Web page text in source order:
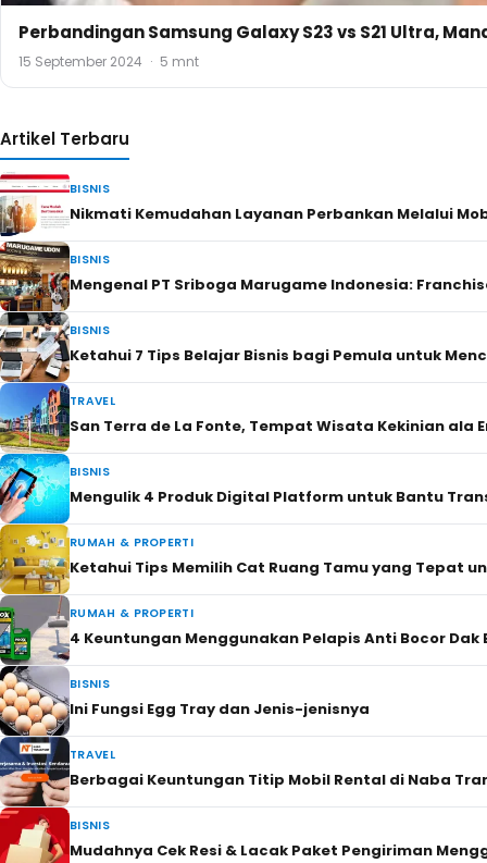
Perbandingan Samsung Galaxy S23 vs S21 Ultra,
15 September 2024 · 5 mnt
Artikel Terbaru
BISNIS
Nikmati Kemudahan Layanan Perbankan Melalui
BISNIS
Mengenal PT Sriboga Marugame Indonesia:
BISNIS
Ketahui 7 Tips Belajar Bisnis bagi Pemula untuk
TRAVEL
San Terra de La Fonte, Tempat Wisata Kekinian ala
BISNIS
Mengulik 4 Produk Digital Platform untuk Bantu
RUMAH & PROPERTI
Ketahui Tips Memilih Cat Ruang Tamu yang Tepat
RUMAH & PROPERTI
4 Keuntungan Menggunakan Pelapis Anti Bocor
BISNIS
Ini Fungsi Egg Tray dan Jenis-jenisnya
TRAVEL
Berbagai Keuntungan Titip Mobil Rental di Naba
BISNIS
Mudahnya Cek Resi & Lacak Paket Pengiriman